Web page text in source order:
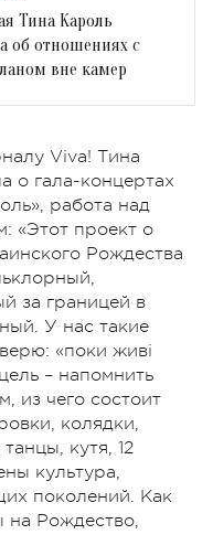
Тина Кароль
об отношениях с
вне камер
Viva! Тина
о гала-концертах
работа над
«Этот проект о
Рождества
за границей в
У нас такие
«поки живі
– напомнить
из чего состоит
колядки,
кутя, 12
культура,
поколений. Как
на Рождество,